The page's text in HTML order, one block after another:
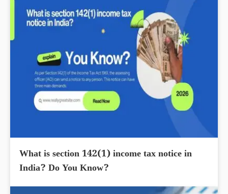
What is section 142(1) income tax notice in
India? Do You Know?